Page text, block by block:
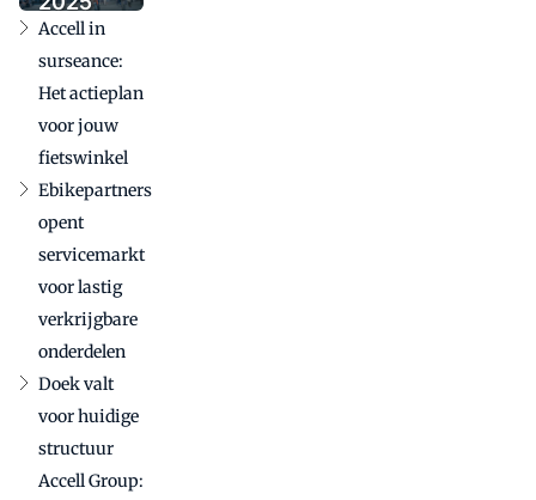
toe
bevestigt
internationale
betekenis in
uitdagende
markt
Accell in
surseance:
Het actieplan
voor jouw
fietswinkel
Ebikepartners
opent
servicemarkt
voor lastig
verkrijgbare
onderdelen
Doek valt
voor huidige
structuur
Accell Group: